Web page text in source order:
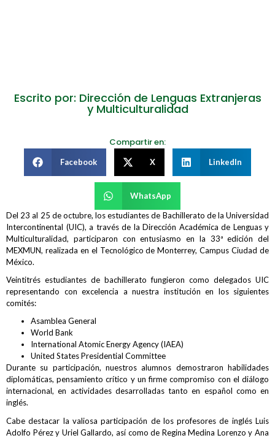
Escrito por: Dirección de Lenguas Extranjeras
y Multiculturalidad
Compartir en:
Facebook X LinkedIn
WhatsApp
Del 23 al 25 de octubre, los estudiantes de Bachillerato de la Universidad
Intercontinental (UIC), a través de la Dirección Académica de Lenguas y
Multiculturalidad, participaron con entusiasmo en la 33ª edición del
MEXMUN, realizada en el Tecnológico de Monterrey, Campus Ciudad de
México.
Veintitrés estudiantes de bachillerato fungieron como delegados UIC
representando con excelencia a nuestra institución en los siguientes
comités:
Asamblea General
World Bank
International Atomic Energy Agency (IAEA)
United States Presidential Committee
Durante su participación, nuestros alumnos demostraron habilidades
diplomáticas, pensamiento crítico y un firme compromiso con el diálogo
internacional, en actividades desarrolladas tanto en español como en
inglés.
Cabe destacar la valiosa participación de los profesores de inglés Luis
Adolfo Pérez y Uriel Gallardo, así como de Regina Medina Lorenzo y Ana